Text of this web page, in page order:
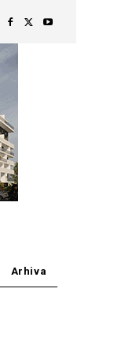
Arhiva